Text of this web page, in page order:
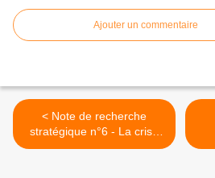
Ajouter un commentaire
< Note de recherche
stratégique n°6 - La crise
ukrainienne vue par les